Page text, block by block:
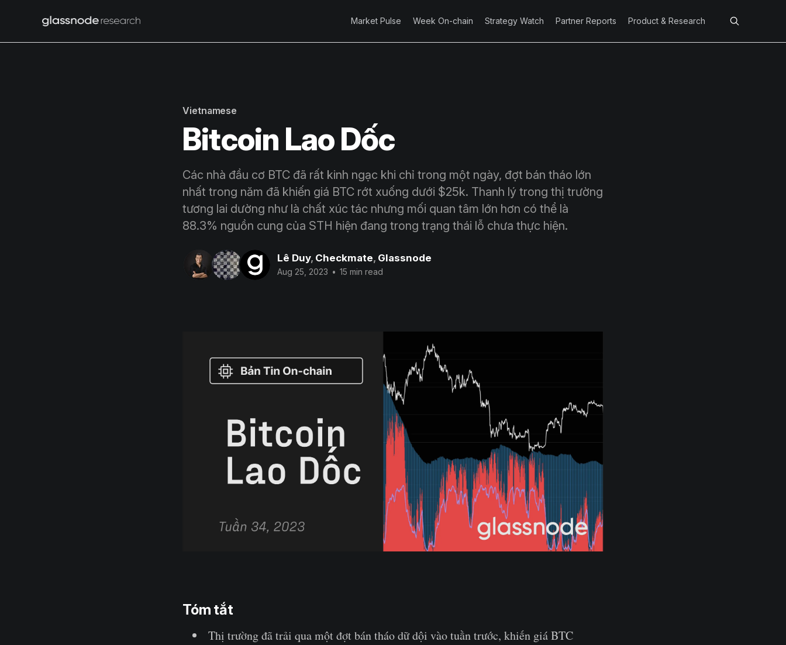
Market Pulse Week On-chain Strategy Watch Partner Reports Product & Research
Vietnamese
Bitcoin Lao Dốc
Các nhà đầu cơ BTC đã rất kinh ngạc khi chỉ trong một ngày, đợt bán tháo lớn
nhất trong năm đã khiến giá BTC rớt xuống dưới $25k. Thanh lý trong thị trường
tương lai dường như là chất xúc tác nhưng mối quan tâm lớn hơn có thể là
88.3% nguồn cung của STH hiện đang trong trạng thái lỗ chưa thực hiện.
Lê Duy, Checkmate, Glassnode
Aug 25, 2023 • 15 min read
Tóm tắt
Thị trường đã trải qua một đợt bán tháo dữ dội vào tuần trước, khiến giá BTC